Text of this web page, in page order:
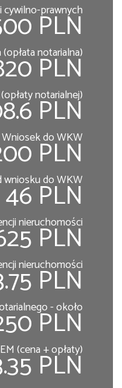
prawnych
PLN
notarialna)
PLN
notarialnej)
PLN
Wniosek do WKW
PLN
wniosku do WKW
46 PLN
nieruchomości
PLN
nieruchomości
PLN
- około
PLN
(cena + opłaty)
PLN